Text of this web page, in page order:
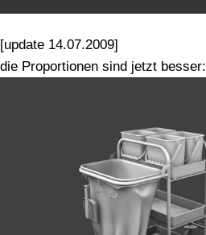
[update 14.07.2009]
die Proportionen sind jetzt besser: